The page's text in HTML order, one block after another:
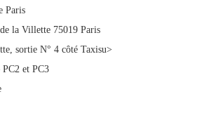
Paris
la Villette 75019 Paris
sortie N° 4 côté Taxisu>
et PC3